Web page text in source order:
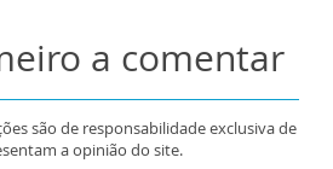
a comentar
são de responsabilidade exclusiva de
a opinião do site.